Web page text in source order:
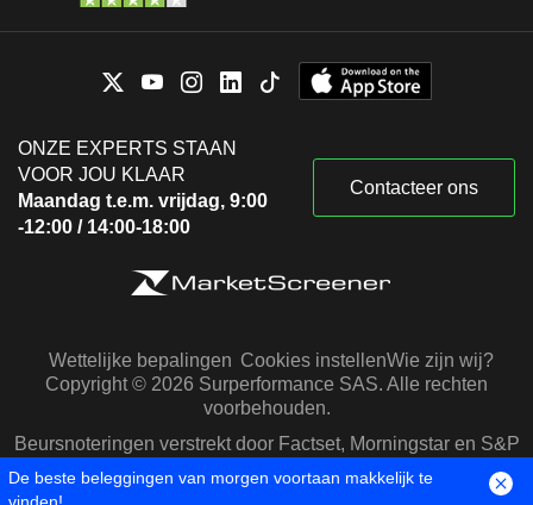
ONZE EXPERTS STAAN
VOOR JOU KLAAR
Maandag t.e.m. vrijdag, 9:00
-12:00 / 14:00-18:00
Contacteer ons
Wettelijke bepalingen Cookies instellenWie zijn wij?
Copyright © 2026 Surperformance SAS. Alle rechten
voorbehouden.
Beursnoteringen verstrekt door Factset, Morningstar en S&P
De beste beleggingen van morgen voortaan makkelijk te